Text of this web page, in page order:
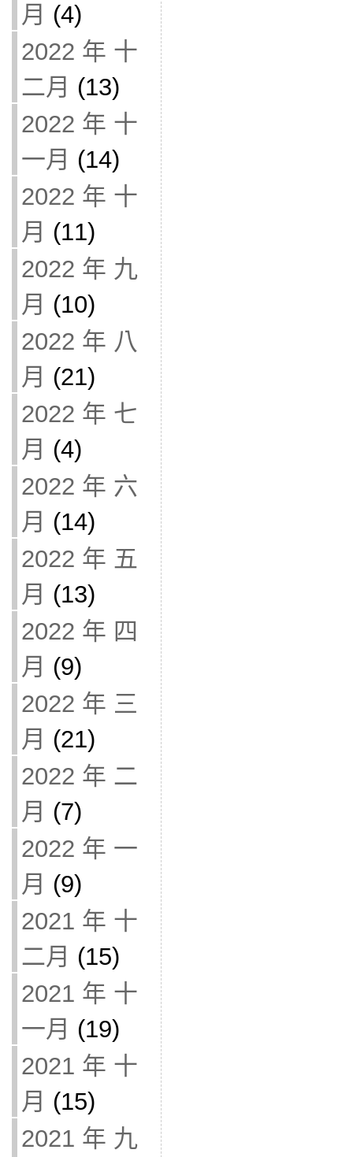
月 (4)
2022 年 十
二月 (13)
2022 年 十
一月 (14)
2022 年 十
月 (11)
2022 年 九
月 (10)
2022 年 八
月 (21)
2022 年 七
月 (4)
2022 年 六
月 (14)
2022 年 五
月 (13)
2022 年 四
月 (9)
2022 年 三
月 (21)
2022 年 二
月 (7)
2022 年 一
月 (9)
2021 年 十
二月 (15)
2021 年 十
一月 (19)
2021 年 十
月 (15)
2021 年 九